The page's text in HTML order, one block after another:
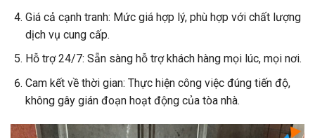
Giá cả cạnh tranh: Mức giá hợp lý, phù hợp với chất lượng
dịch vụ cung cấp.
Hỗ trợ 24/7: Sẵn sàng hỗ trợ khách hàng mọi lúc, mọi nơi.
Cam kết về thời gian: Thực hiện công việc đúng tiến độ,
không gây gián đoạn hoạt động của tòa nhà.